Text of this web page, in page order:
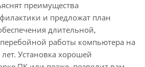
преимущества
и предложат план
длительной,
работы компьютера на
Установка хорошей